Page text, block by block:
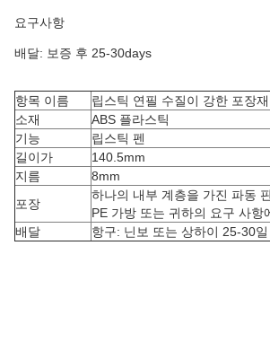
요구사항
배달: 보증 후 25-30days
항목 이름
립스틱 연필 수질이 강한 포장재
소재
ABS 플라스틱
기능
립스틱 펜
길이가
140.5mm
지름
8mm
포장
하나의 내부 계층을 가진 파동
PE 가방 또는 귀하의 요구 사항
배달
항구: 닌보 또는 상하이 25-30